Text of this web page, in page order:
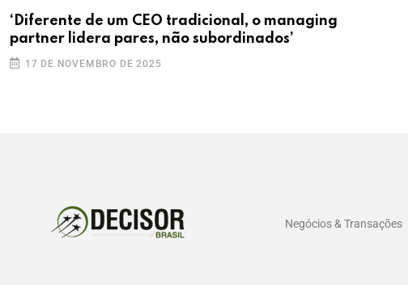
‘Diferente de um CEO tradicional, o managing
partner lidera pares, não subordinados’
17 DE NOVEMBRO DE 2025
Negócios & Transações